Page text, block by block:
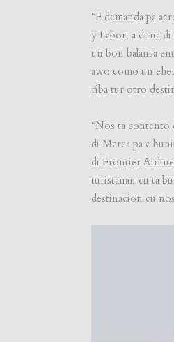
“E demanda pa
y Labor, a duna
un bon balansa
awo como un
riba tur otro
“Nos ta contento
di Merca pa e
di Frontier
turistanan cu ta
destinacion cu